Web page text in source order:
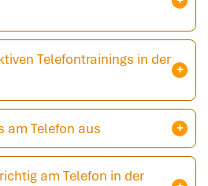
Telefontrainings in der
am Telefon aus
am Telefon in der